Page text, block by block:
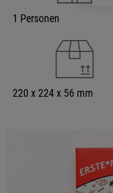
1 Personen
220 x 224 x 56 mm